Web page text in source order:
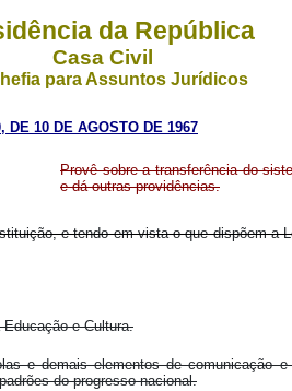
da República
Casa Civil
para Assuntos Jurídicos
DE 10 DE AGOSTO DE 1967
Provê sobre a transferência do
e dá outras providências.
e tendo em vista o que dispõem a
e Cultura.
e demais elementos de
do progresso nacional.